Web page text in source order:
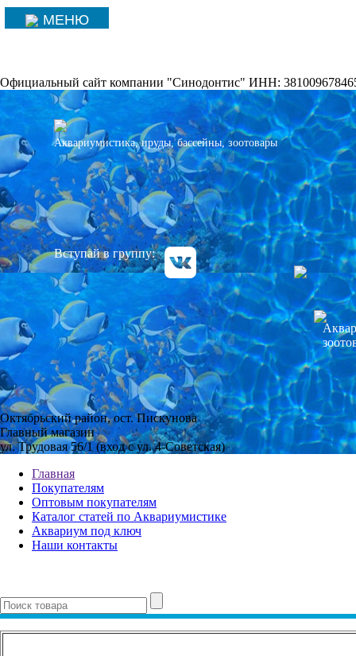
МЕНЮ
Официальный сайт компании "Синодонтис" ИНН:
Аквариумистика, пруды, бассейны, зоотовары
Вступай в группу:
Октябрьский район, ост. Пискунова
Главный магазин
ул. Трудовая 56/1 (вход с ул. 4-Советская)
Главная
Покупателям
Оптовым покупателям
Каталог статей по Аквариумистике
Аквариум под ключ
Наши контакты